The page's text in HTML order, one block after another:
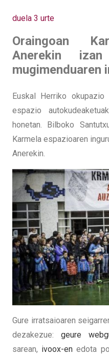
duela 3 urte
Oraingoan
Anerekin
mugimenduaren
Euskal Herriko okupazio
espazio
honetan. Bilboko
Karmela espazioaren
Anerekin.
Gure irratsaioaren
dezakezue:geure
sarean, ivoox-en edota